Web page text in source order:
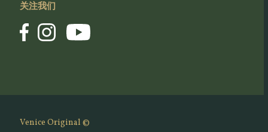
关注我们
Venice Original ©